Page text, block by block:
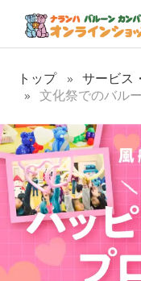
トップ サービス
文化祭でのバル